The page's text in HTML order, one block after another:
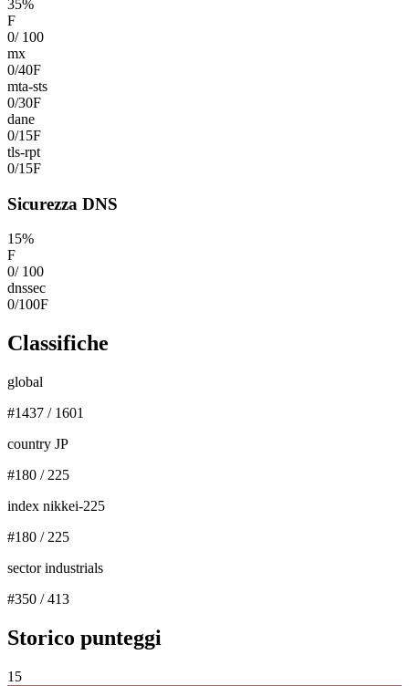
35%
F
0/ 100
mx
0/40F
mta-sts
0/30F
dane
0/15F
tls-rpt
0/15F
Sicurezza DNS
15%
F
0/ 100
dnssec
0/100F
Classifiche
global
#1437 / 1601
country JP
#180 / 225
index nikkei-225
#180 / 225
sector industrials
#350 /413
Storico punteggi
15